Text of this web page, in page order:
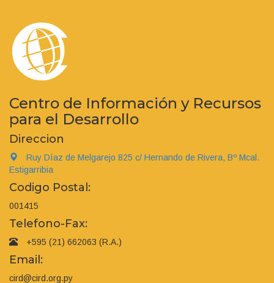
Centro de Información y Recursos
para el Desarrollo
Direccion
Ruy Díaz de Melgarejo 825 c/ Hernando de Rivera, Bº Mcal.
Estigarribia
Codigo Postal:
001415
Telefono-Fax:
+595 (21) 662063 (R.A.)
Email:
cird@cird.org.py